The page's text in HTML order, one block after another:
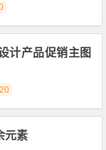
计产品促销主图
20
元素